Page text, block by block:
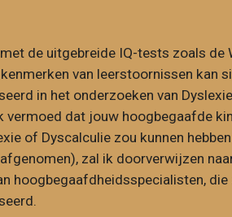
de uitgebreide IQ-tests zoals de
van leerstoornissen kan
in het onderzoeken van
vermoed dat jouw hoogbegaafde
of Dyscalculie zou kunnen
zal ik doorverwijzen
hoogbegaafdheidsspecialisten, die